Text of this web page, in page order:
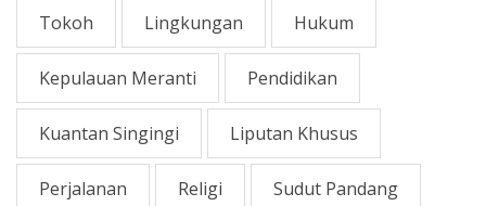
Tokoh Lingkungan Hukum
Kepulauan Meranti Pendidikan
Kuantan Singingi Liputan Khusus
Perjalanan Religi Sudut Pandang